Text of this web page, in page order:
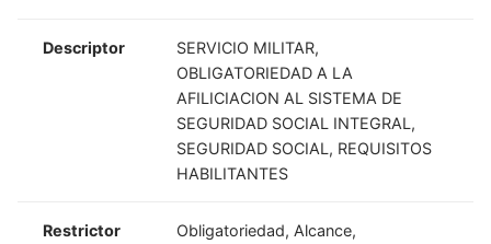
Descriptor
SERVICIO MILITAR,
OBLIGATORIEDAD A LA
AFILICIACION AL SISTEMA DE
SEGURIDAD SOCIAL INTEGRAL,
SEGURIDAD SOCIAL, REQUISITOS
HABILITANTES
Restrictor
Obligatoriedad, Alcance,